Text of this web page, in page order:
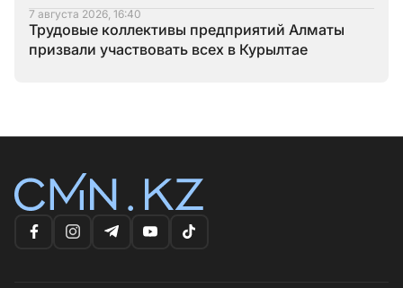
7 августа 2026, 16:40
Трудовые коллективы предприятий Алматы
призвали участвовать всех в Курылтае